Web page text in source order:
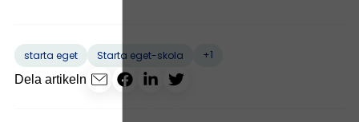
starta eget Starta eget-skola
+1
Dela artikeln